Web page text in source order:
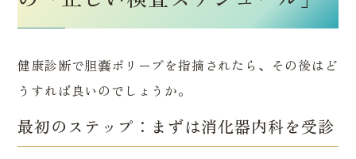
超音波検査【エコー検査】
健康診断で胆嚢ポリープを指摘されたら、その後はど
うすれば良いのでしょうか。
最初のステップ：まずは消化器内科を受診